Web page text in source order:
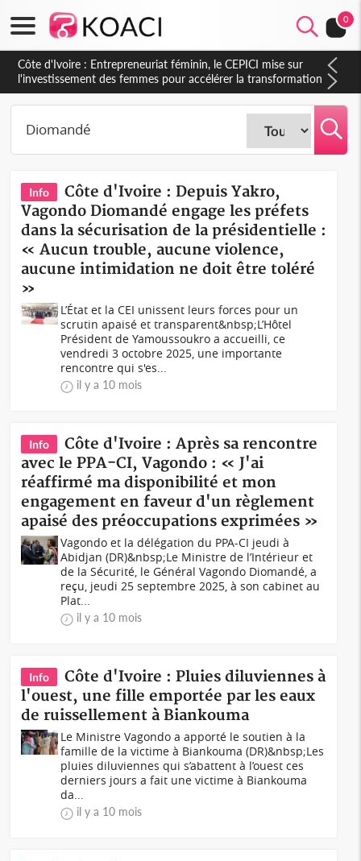
0
Côte d'Ivoire : Entrepreneuriat féminin, le CEPICI mise sur
l'investissement des femmes pour accélérer la transformation
de l'économie ivoirienne
Info
Côte d'Ivoire : Depuis Yakro,
Vagondo Diomandé engage les préfets
dans la sécurisation de la présidentielle :
« Aucun trouble, aucune violence,
aucune intimidation ne doit être toléré
»
L’État et la CEI unissent leurs forces pour un
scrutin apaisé et transparent&nbsp;L’Hôtel
Président de Yamoussoukro a accueilli, ce
vendredi 3 octobre 2025, une importante
rencontre qui s'es...
il y a 10 mois
Info
Côte d'Ivoire : Après sa rencontre
avec le PPA-CI, Vagondo : « J'ai
réaffirmé ma disponibilité et mon
engagement en faveur d'un règlement
apaisé des préoccupations exprimées »
Vagondo et la délégation du PPA-CI jeudi à
Abidjan (DR)&nbsp;Le Ministre de l’Intérieur et
de la Sécurité, le Général Vagondo Diomandé, a
reçu, jeudi 25 septembre 2025, à son cabinet au
Plat...
il y a 10 mois
Info
Côte d'Ivoire : Pluies diluviennes à
l'ouest, une fille emportée par les eaux
de ruissellement à Biankouma
Le Ministre Vagondo a apporté le soutien à la
famille de la victime à Biankouma (DR)&nbsp;Les
pluies diluviennes qui s’abattent à l’ouest ces
derniers jours a fait une victime à Biankouma
da...
il y a 10 mois